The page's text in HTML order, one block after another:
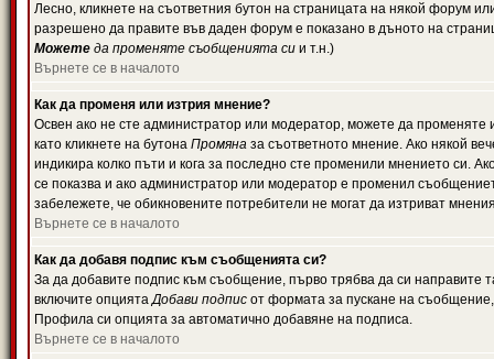
Лесно, кликнете на съответния бутон на страницата на някой форум
разрешено да правите във даден форум е показано в дъното на
Можете да променяте съобщенията си и т.н.)
Върнете се в началото
Как да променя или изтрия мнение?
Освен ако не сте администратор или модератор, можете да
като кликнете на бутона Промяна за съответното мнение. Ако някой
индикира колко пъти и кога за последно сте променили мнението си.
се показва и ако администратор или модератор е променил
забележете, че обикновените потребители не могат да изтриват
Върнете се в началото
Как да добавя подпис към съобщенията си?
За да добавите подпис към съобщение, първо трябва да си
включите опциятаДобави подпис от формата за пускане на
Профила си опцията за автоматично добавяне на подписа.
Върнете се в началото